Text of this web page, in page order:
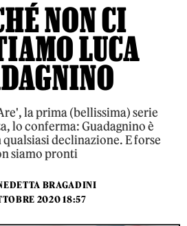
NON CI
LUCA
la prima (bellissima) serie
lo conferma: Guadagnino è
declinazione. E forse
siamo pronti
BRAGADINI
2020 18:57